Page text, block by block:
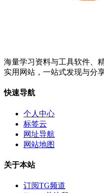
海量学习资料与工具软件、
实用网站，一站式发现与分
快速导航
个人中心
标签云
网址导航
网站地图
关于本站
订阅TG频道